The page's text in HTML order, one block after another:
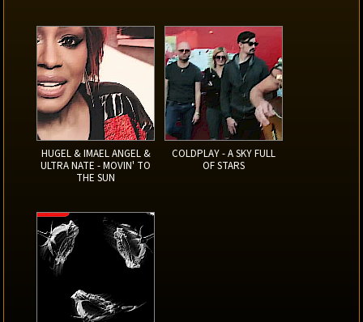
HUGEL & IMAEL ANGEL &
ULTRA NATE - MOVIN' TO
THE SUN
COLDPLAY - A SKY FULL
OF STARS